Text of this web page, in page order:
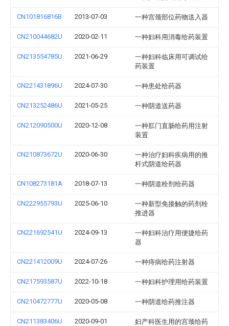
CN101816816B 2013-07-03 一种宫颈部位药物送入器
CN210044682U 2020-02-11 一种妇科用消毒给药装置
CN213554785U 2021-06-29
一种妇科临床用可调试给
药装置
CN221431896U 2024-07-30 一种患处给药器
CN213252486U 2021-05-25 一种阴道送药器
CN212090500U 2020-12-08
一种肛门直肠给药用注射
装置
CN210873672U 2020-06-30
一种治疗妇科疾病用的推
杆式阴道给药器
CN108273181A 2018-07-13 一种阴道栓剂给药器
CN222955793U 2025-06-10
一种新型免接触的药剂栓
推进器
CN221692541U 2024-09-13
一种妇科治疗用便捷给药
器
CN221412009U 2024-07-26 一种痔病给药注射器
CN217593587U 2022-10-18 一种妇科护理用给药装置
CN210472777U 2020-05-08 一种阴道给药推注器
CN211383406U 2020-09-01
妇产科医生用的宫颈给药